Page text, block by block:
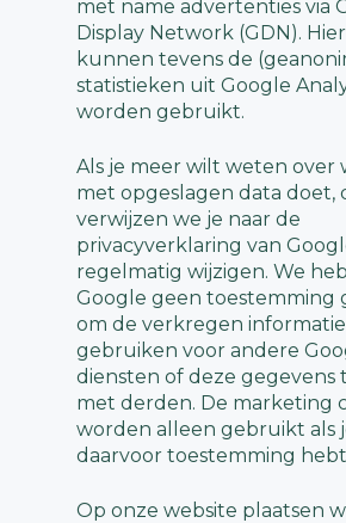
met name advertenties via
Display Network (GDN).
kunnen tevens de
statistieken uit Google
worden gebruikt.
Als je meer wilt weten over
met opgeslagen data doet,
verwijzen we je naar de
privacyverklaring van
regelmatig wijzigen. We
Google geen toestemming
om de verkregen
gebruiken voor andere
diensten of deze gegevens
met derden. De marketing
worden alleen gebruikt als
daarvoor toestemming
Op onze website plaatsen